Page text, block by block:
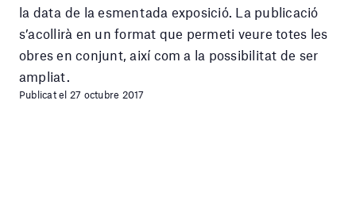
la data de la esmentada exposició. La publicació
s’acollirà en un format que permeti veure totes les
obres en conjunt, així com a la possibilitat de ser
ampliat.
Publicat el 27 octubre 2017